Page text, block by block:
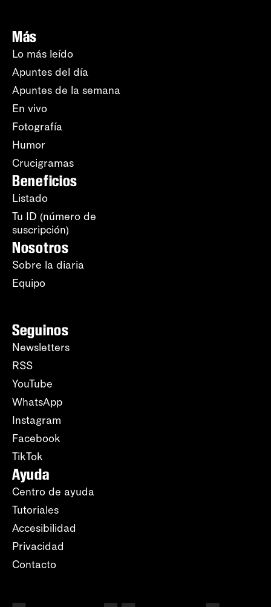
Más
Lo más leído
Apuntes del día
Apuntes de la semana
En vivo
Fotografía
Humor
Crucigramas
Beneficios
Listado
Tu ID (número de
suscripción)
Nosotros
Sobre la diaria
Equipo
Seguinos
Newsletters
RSS
YouTube
WhatsApp
Instagram
Facebook
TikTok
Ayuda
Centro de ayuda
Tutoriales
Accesibilidad
Privacidad
Contacto